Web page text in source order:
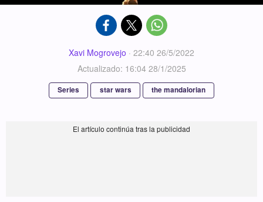
Xavi Mogrovejo · 22:40 26/5/2022
Actualizado: 16:04 28/1/2025
Series star wars the mandalorian